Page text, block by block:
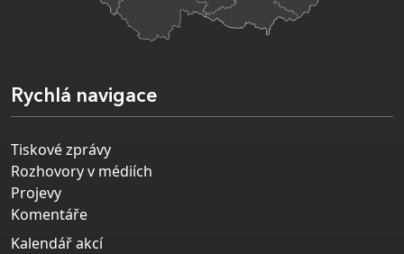
Rychlá navigace
Tiskové zprávy
Rozhovory v médiích
Projevy
Komentáře
Kalendář akcí